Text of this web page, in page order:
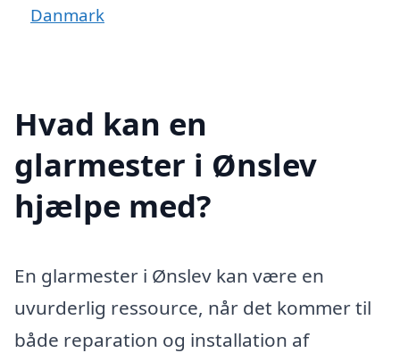
Danmark
Hvad kan en
glarmester i Ønslev
hjælpe med?
En glarmester i Ønslev kan være en
uvurderlig ressource, når det kommer til
både reparation og installation af